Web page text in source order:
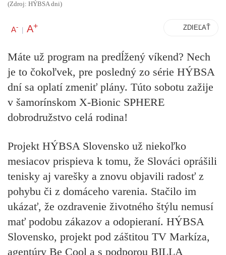
(Zdroj: HÝBSA dni)
A- | A+ ZDIEĽAŤ
Máte už program na predĺžený víkend? Nech
je to čokoľvek, pre posledný zo série HÝBSA
dní sa oplatí zmeniť plány. Túto sobotu zažije
v šamorínskom X-Bionic SPHERE
dobrodružstvo celá rodina!
Projekt HÝBSA Slovensko už niekoľko
mesiacov prispieva k tomu, že Slováci oprášili
tenisky aj varešky a znovu objavili radosť z
pohybu či z domáceho varenia. Stačilo im
ukázať, že ozdravenie životného štýlu nemusí
mať podobu zákazov a odopieraní. HÝBSA
Slovensko, projekt pod záštitou TV Markíza,
agentúry Be Cool a s podporou BILLA